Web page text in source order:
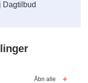
Dagtilbud
Åbn alle